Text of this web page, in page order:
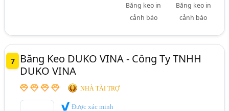
Băng keo in
cảnh báo
Băng keo in
cảnh báo
7
Băng Keo DUKO VINA - Công Ty TNHH
DUKO VINA
NHÀ TÀI TRỢ
Được xác minh